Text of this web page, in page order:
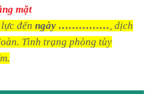
mặt
đến ngày ……………, dịch
Tình trạng phòng tùy